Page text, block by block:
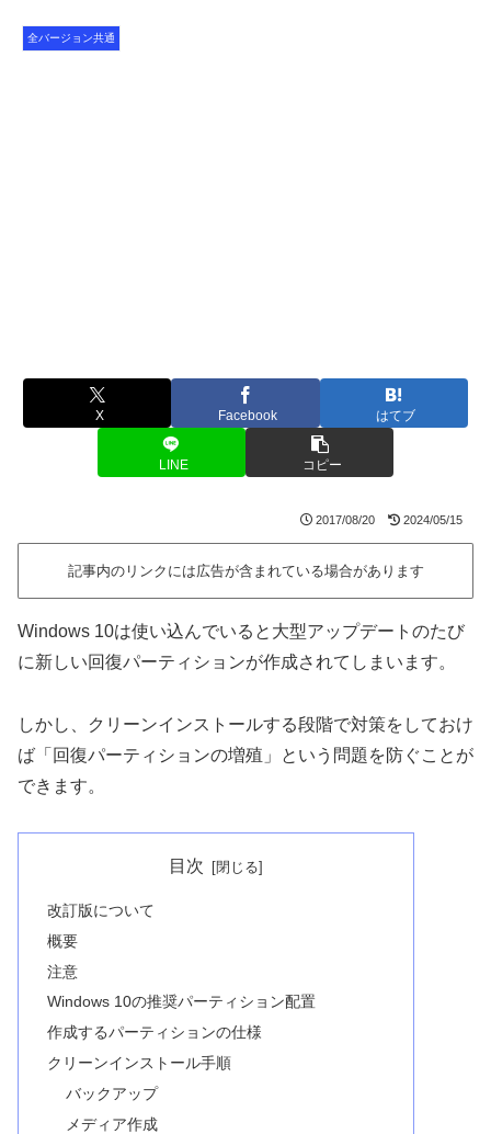
全バージョン共通
X Facebook はてブ
LINE コピー
2017/08/20 2024/05/15
記事内のリンクには広告が含まれている場合があります
Windows 10は使い込んでいると大型アップデートのたび
に新しい回復パーティションが作成されてしまいます。
しかし、クリーンインストールする段階で対策をしておけ
ば「回復パーティションの増殖」という問題を防ぐことが
できます。
目次
改訂版について
概要
注意
Windows 10の推奨パーティション配置
作成するパーティションの仕様
クリーンインストール手順
バックアップ
メディア作成